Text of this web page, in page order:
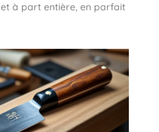
à part entière, en parfait